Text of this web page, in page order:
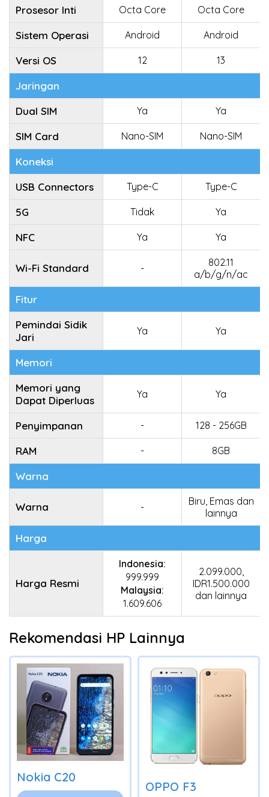
Prosesor Inti Octa Core Octa Core
Sistem Operasi Android Android
Versi OS 12 13
Jaringan
Dual SIM
Ya Ya
SIM Card Nano-SIM Nano-SIM
Koneksi
USB Connectors
Type-C Type-C
5G Tidak Ya
NFC Ya Ya
Wi-Fi Standard -
802.11
a/b/g/n/ac
Fitur
Pemindai Sidik
Jari
Ya Ya
Memori
Memori yang
Dapat Diperluas
Ya Ya
Penyimpanan - 128 - 256GB
RAM - 8GB
Warna
Warna -
Biru, Emas dan
lainnya
Harga
Harga Resmi
Indonesia:
999.999
Malaysia:
1.609.606
2.099.000,
IDR1.500.000
dan lainnya
Rekomendasi HP Lainnya
Nokia C20
OPPO F3